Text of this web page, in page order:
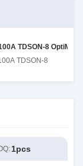
TDSON-8 OptiMOS 3M
1pcs